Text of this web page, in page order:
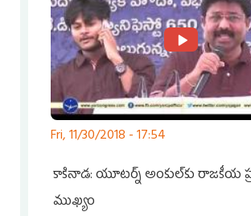
Fri, 11/30/2018 - 17:54
కాకినాడ: యూటర్న్‌ అంకుల్‌కు
ముఖ్యం